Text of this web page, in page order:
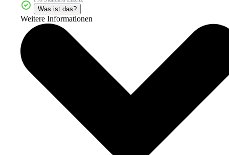
Was ist das?
Weitere Informationen